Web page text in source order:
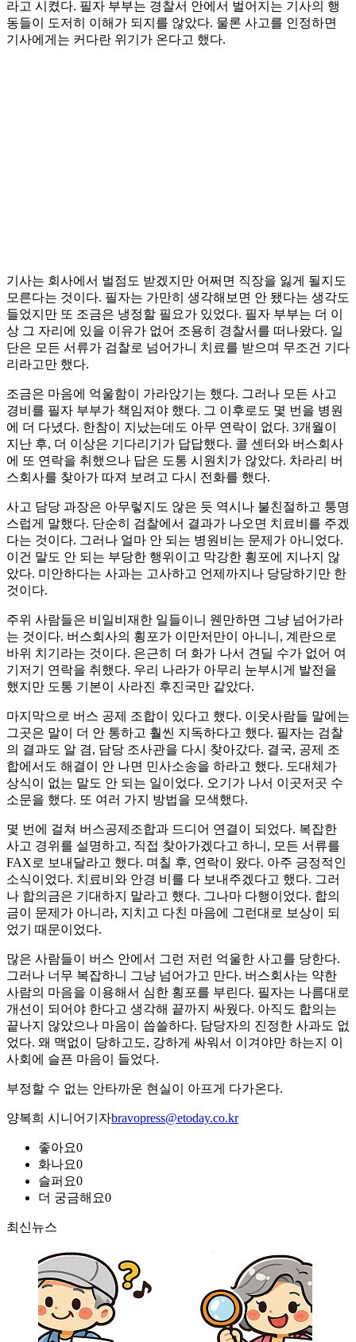
라고 시켰다. 필자 부부는 경찰서 안에서 벌어지는 기사의 행
동들이 도저히 이해가 되지를 않았다. 물론 사고를 인정하면
기사에게는 커다란 위기가 온다고 했다.
기사는 회사에서 벌점도 받겠지만 어쩌면 직장을 잃게 될지도
모른다는 것이다. 필자는 가만히 생각해보면 안 됐다는 생각도
들었지만 또 조금은 냉정할 필요가 있었다. 필자 부부는 더 이
상 그 자리에 있을 이유가 없어 조용히 경찰서를 떠나왔다. 일
단은 모든 서류가 검찰로 넘어가니 치료를 받으며 무조건 기다
리라고만 했다.
조금은 마음에 억울함이 가라앉기는 했다. 그러나 모든 사고
경비를 필자 부부가 책임져야 했다. 그 이후로도 몇 번을 병원
에 더 다녔다. 한참이 지났는데도 아무 연락이 없다. 3개월이
지난 후, 더 이상은 기다리기가 답답했다. 콜 센터와 버스회사
에 또 연락을 취했으나 답은 도통 시원치가 않았다. 차라리 버
스회사를 찾아가 따져 보려고 다시 전화를 했다.
사고 담당 과장은 아무렇지도 않은 듯 역시나 불친절하고 퉁명
스럽게 말했다. 단순히 검찰에서 결과가 나오면 치료비를 주겠
다는 것이다. 그러나 얼마 안 되는 병원비는 문제가 아니었다.
이건 말도 안 되는 부당한 행위이고 막강한 횡포에 지나지 않
았다. 미안하다는 사과는 고사하고 언제까지나 당당하기만 한
것이다.
주위 사람들은 비일비재한 일들이니 웬만하면 그냥 넘어가라
는 것이다. 버스회사의 횡포가 이만저만이 아니니, 계란으로
바위 치기라는 것이다. 은근히 더 화가 나서 견딜 수가 없어 여
기저기 연락을 취했다. 우리 나라가 아무리 눈부시게 발전을
했지만 도통 기본이 사라진 후진국만 같았다.
마지막으로 버스 공제 조합이 있다고 했다. 이웃사람들 말에는
그곳은 말이 더 안 통하고 훨씬 지독하다고 했다. 필자는 검찰
의 결과도 알 겸, 담당 조사관을 다시 찾아갔다. 결국, 공제 조
합에서도 해결이 안 나면 민사소송을 하라고 했다. 도대체가
상식이 없는 말도 안 되는 일이었다. 오기가 나서 이곳저곳 수
소문을 했다. 또 여러 가지 방법을 모색했다.
몇 번에 걸쳐 버스공제조합과 드디어 연결이 되었다. 복잡한
사고 경위를 설명하고, 직접 찾아가겠다고 하니, 모든 서류를
FAX로 보내달라고 했다. 며칠 후, 연락이 왔다. 아주 긍정적인
소식이었다. 치료비와 안경 비를 다 보내주겠다고 했다. 그러
나 합의금은 기대하지 말라고 했다. 그나마 다행이었다. 합의
금이 문제가 아니라, 지치고 다친 마음에 그런대로 보상이 되
었기 때문이었다.
많은 사람들이 버스 안에서 그런 저런 억울한 사고를 당한다.
그러나 너무 복잡하니 그냥 넘어가고 만다. 버스회사는 약한
사람의 마음을 이용해서 심한 횡포를 부린다. 필자는 나름대로
개선이 되어야 한다고 생각해 끝까지 싸웠다. 아직도 합의는
끝나지 않았으나 마음이 씁쓸하다. 담당자의 진정한 사과도 없
었다. 왜 맥없이 당하고도, 강하게 싸워서 이겨야만 하는지 이
사회에 슬픈 마음이 들었다.
부정할 수 없는 안타까운 현실이 아프게 다가온다.
양복희 시니어기자bravopress@etoday.co.kr
좋아요0
화나요0
슬퍼요0
더 궁금해요0
최신뉴스